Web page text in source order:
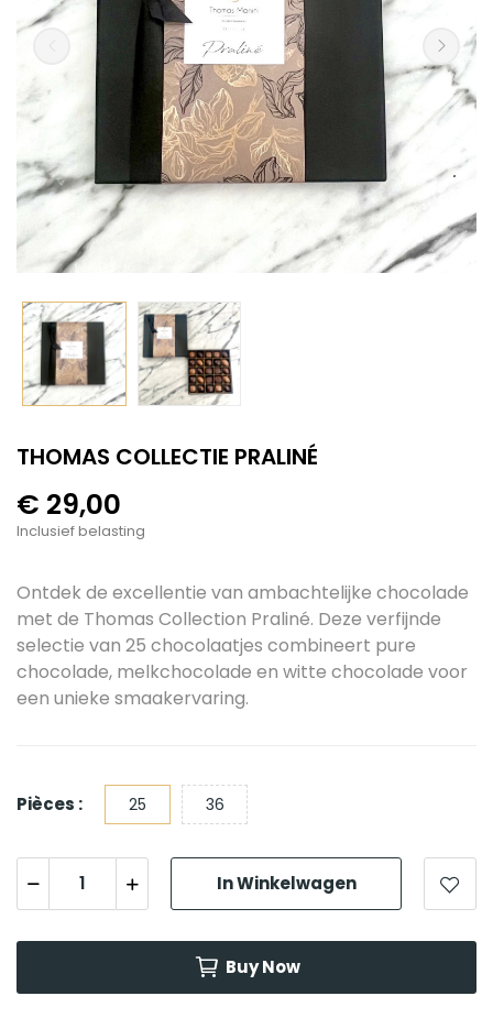
THOMAS COLLECTIE PRALINÉ
€ 29,00
Inclusief belasting
Ontdek de excellentie van ambachtelijke chocolade
met de Thomas Collection Praliné. Deze verfijnde
selectie van 25 chocolaatjes combineert pure
chocolade, melkchocolade en witte chocolade voor
een unieke smaakervaring.
Pièces : 25 36
In Winkelwagen
Buy Now